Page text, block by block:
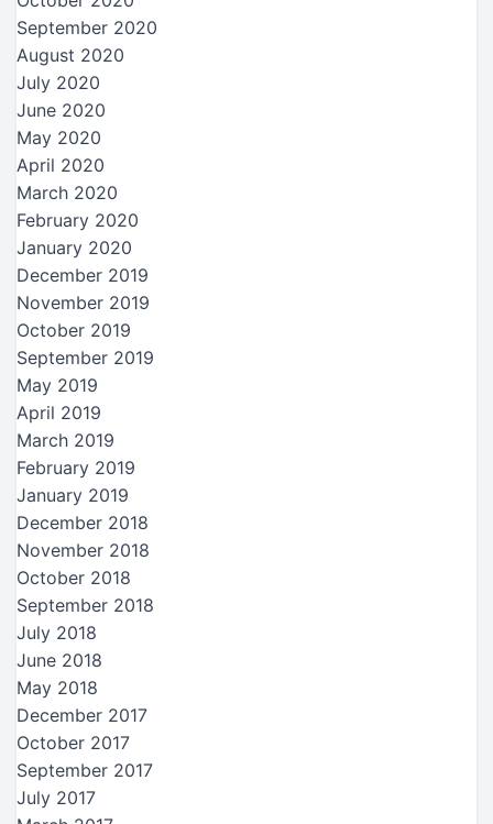
September 2020
August 2020
July 2020
June 2020
May 2020
April 2020
March 2020
February 2020
January 2020
December 2019
November 2019
October 2019
September 2019
May 2019
April 2019
March 2019
February 2019
January 2019
December 2018
November 2018
October 2018
September 2018
July 2018
June 2018
May 2018
December 2017
October 2017
September 2017
July 2017